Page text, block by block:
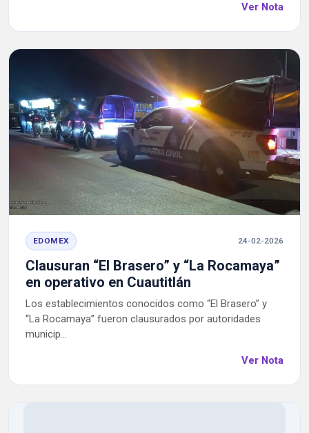
Ver Nota
EDOMEX 24-02-2026
Clausuran “El Brasero” y “La Rocamaya”
en operativo en Cuautitlán
Los establecimientos conocidos como “El Brasero” y
“La Rocamaya” fueron clausurados por autoridades
municip...
Ver Nota